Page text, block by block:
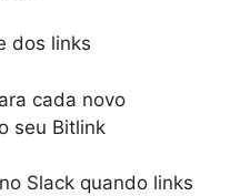
dos links
cada novo
seu Bitlink
Slack quando links